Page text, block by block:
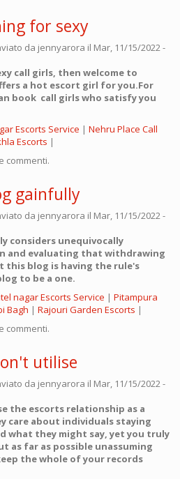
for sexy
da jennyarora il Mar, 11/15/2022 -
call girls, then welcome to
a hot escort girl for you.For
book call girls who satisfy you
Escorts Service | Nehru Place Call
Escorts |
commenti.
gainfully
da jennyarora il Mar, 11/15/2022 -
considers unequivocally
and evaluating that withdrawing
this blog is having the rule's
to be a one.
nagar Escorts Service | Pitampura
Bagh | Rajouri Garden Escorts |
commenti.
utilise
da jennyarora il Mar, 11/15/2022 -
the escorts relationship as a
care about individuals staying
what they might say, yet you truly
as far as possible unassuming
the whole of your records